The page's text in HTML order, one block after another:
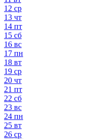
12 ср
13 чт
14 пт
15 сб
16 вс
17 пн
18 вт
19 ср
20 чт
21 пт
22 сб
23 вс
24 пн
25 вт
26 ср